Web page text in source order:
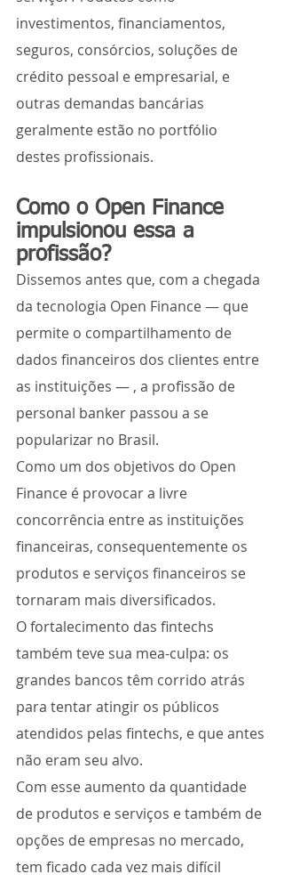
investimentos, financiamentos,
seguros, consórcios, soluções de
crédito pessoal e empresarial, e
outras demandas bancárias
geralmente estão no portfólio
destes profissionais.
Como o Open Finance
impulsionou essa a
profissão?
Dissemos antes que, com a chegada
da tecnologia Open Finance — que
permite o compartilhamento de
dados financeiros dos clientes entre
as instituições — , a profissão de
personal banker passou a se
popularizar no Brasil.
Como um dos objetivos do Open
Finance é provocar a livre
concorrência entre as instituições
financeiras, consequentemente os
produtos e serviços financeiros se
tornaram mais diversificados.
O fortalecimento das fintechs
também teve sua mea-culpa: os
grandes bancos têm corrido atrás
para tentar atingir os públicos
atendidos pelas fintechs, e que antes
não eram seu alvo.
Com esse aumento da quantidade
de produtos e serviços e também de
opções de empresas no mercado,
tem ficado cada vez mais difícil